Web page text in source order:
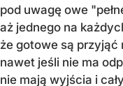
pod uwagę owe
aż jednego na
że gotowe są przyjąć
nawet jeśli nie ma
nie mają wyjścia i